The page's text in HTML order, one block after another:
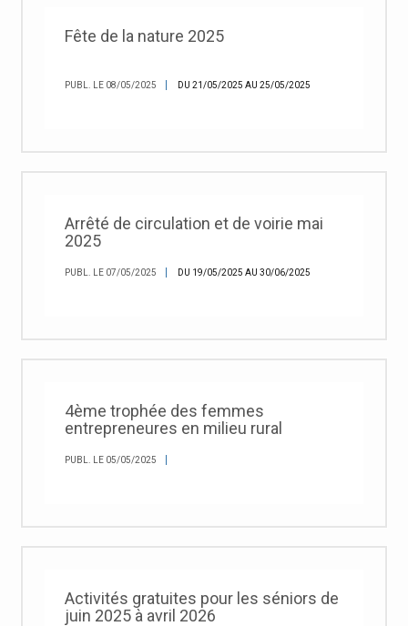
Fête de la nature 2025
PUBL. LE 08/05/2025 DU 21/05/2025 AU 25/05/2025
Arrêté de circulation et de voirie mai
2025
PUBL. LE 07/05/2025 DU 19/05/2025 AU 30/06/2025
4ème trophée des femmes
entrepreneures en milieu rural
PUBL. LE 05/05/2025
Activités gratuites pour les séniors de
juin 2025 à avril 2026